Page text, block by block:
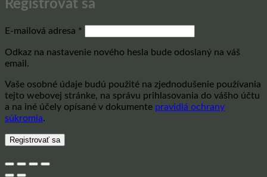
Registrovať sa
E-mailová adresa *
Odkaz na nastavenie nového hesla bude odoslaný na váš
email.
Vaše osobné údaje budú použité na zjednodušenie používania
tejto webovej stránke, na správu prihlasovania do vášho účtu
a na iné účely opísané v dokumente pravidlá ochrany
súkromia.
Registrovať sa